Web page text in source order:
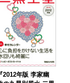
『2012年版 李家幽